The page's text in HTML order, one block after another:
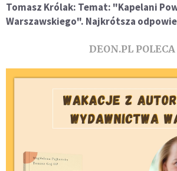
Tomasz Królak: Temat: "Kapelani
Warszawskiego". Najkrótsza
DEON.PL POLECA